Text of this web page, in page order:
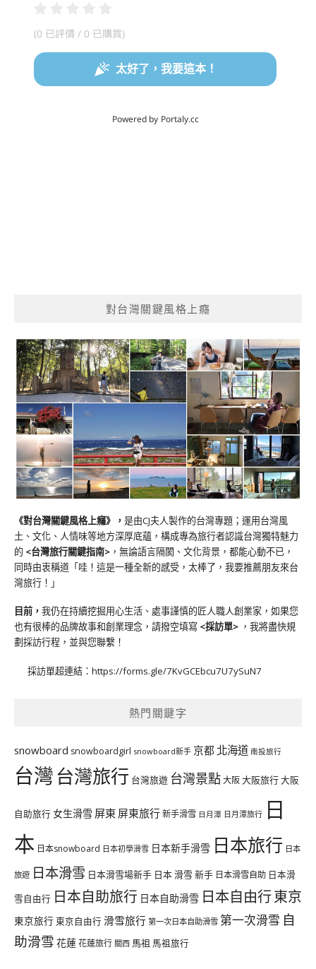
對台灣關鍵風格上癮
《對台灣關鍵風格上癮》 ， 是由CJ夫人製作的台灣專題；運用台灣風
土、文化、人情味等地方深厚底蘊，構成專為旅行者認識台灣獨特魅力
的 <台灣旅行關鍵指南> ，無論語言隔閡、文化背景，都能心動不已，
同時由衷稱道「哇！這是一種全新的感受，太棒了，我要推薦朋友來台
灣旅行！」
目前， 我仍在持續挖掘用心生活、處事謹慎的匠人職人創業家，如果您
也有很棒的品牌故事和創業理念，請撥空填寫 <採訪單> ，我將盡快規
劃採訪行程，並與您聯繫！
採訪單超連結： https://forms.gle/7KvGCEbcu7U7ySuN7
熱門關鍵字
snowboard snowboardgirl snowboard新手 京都 北海道 南投旅行
台灣台灣旅行 台灣旅遊 台灣景點大阪大阪旅行大阪
自助旅行 女生滑雪 屏東 屏東旅行新手滑雪 日月潭 日月潭旅行 日
本 日本snowboard 日本初學滑雪 日本新手滑雪 日本旅行 日本
旅遊 日本滑雪 日本滑雪場新手 日本 滑雪 新手 日本滑雪自助 日本滑
雪自由行 日本自助旅行 日本自助滑雪 日本自由行東京
東京旅行 東京自由行 滑雪旅行 第一次日本自助滑雪 第一次滑雪 自
助滑雪 花蓮花蓮旅行 關西 馬祖 馬祖旅行